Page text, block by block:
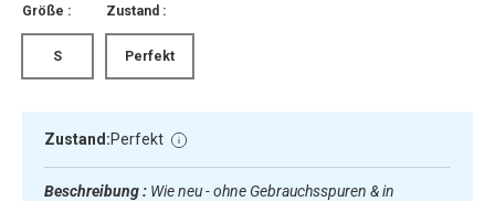
Größe :
S
Zustand :
Perfekt
Zustand:Perfekt
Beschreibung : Wie neu - ohne Gebrauchsspuren & in